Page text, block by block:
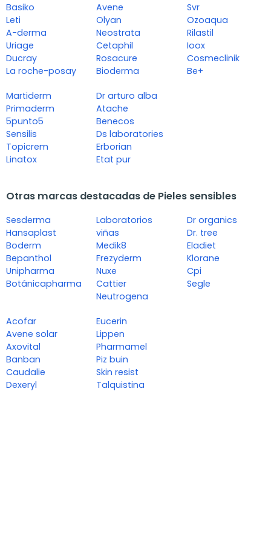
Basiko
Leti
A-derma
Uriage
Ducray
La roche-posay
Avene
Olyan
Neostrata
Cetaphil
Rosacure
Bioderma
Svr
Ozoaqua
Rilastil
Ioox
Cosmeclinik
Be+
Martiderm
Primaderm
5punto5
Sensilis
Topicrem
Linatox
Dr arturo alba
Atache
Benecos
Ds laboratories
Erborian
Etat pur
Otras marcas destacadas de Pieles sensibles
Sesderma
Hansaplast
Boderm
Bepanthol
Unipharma
Botánicapharma
Laboratorios
viñas
Medik8
Frezyderm
Nuxe
Cattier
Neutrogena
Dr organics
Dr. tree
Eladiet
Klorane
Cpi
Segle
Acofar
Avene solar
Axovital
Banban
Caudalie
Dexeryl
Eucerin
Lippen
Pharmamel
Piz buin
Skin resist
Talquistina